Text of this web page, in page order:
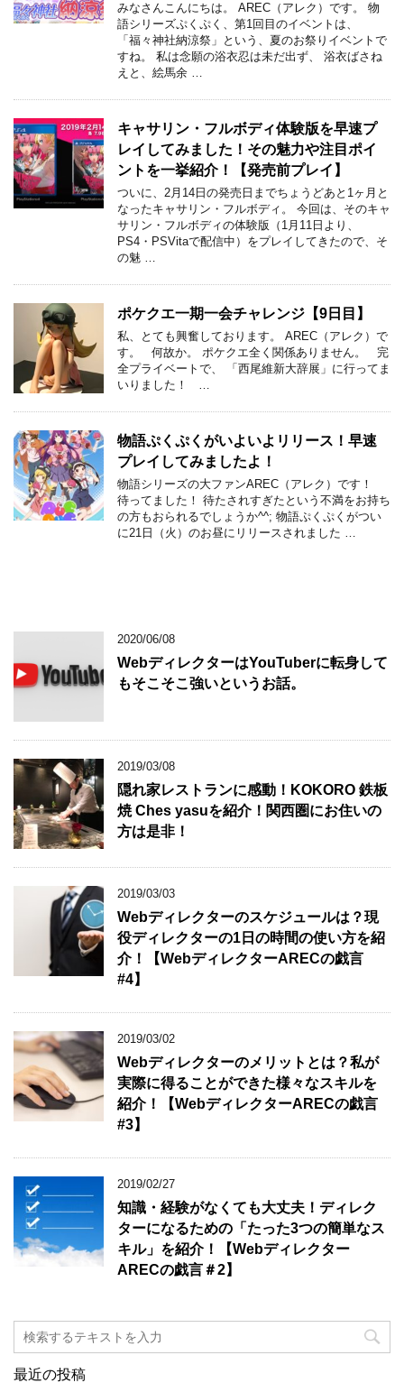
みなさんこんにちは。 AREC（アレク）です。 物
語シリーズぷくぷく、第1回目のイベントは、
「福々神社納涼祭」という、夏のお祭りイベントで
すね。 私は念願の浴衣忍は未だ出ず、 浴衣ばさね
えと、絵馬余 …
キャサリン・フルボディ体験版を早速プ
レイしてみました！その魅力や注目ポイ
ントを一挙紹介！【発売前プレイ】
ついに、2月14日の発売日までちょうどあと1ヶ月と
なったキャサリン・フルボディ。 今回は、そのキャ
サリン・フルボディの体験版（1月11日より、
PS4・PSVitaで配信中）をプレイしてきたので、そ
の魅 …
ポケクエ一期一会チャレンジ【9日目】
私、とても興奮しております。 AREC（アレク）で
す。 何故か。 ポケクエ全く関係ありません。 完
全プライベートで、 「西尾維新大辞展」に行ってま
いりました！ …
物語ぷくぷくがいよいよリリース！早速
プレイしてみましたよ！
物語シリーズの大ファンAREC（アレク）です！
待ってました！ 待たされすぎたという不満をお持ち
の方もおられるでしょうか^^; 物語ぷくぷくがつい
に21日（火）のお昼にリリースされました …
2020/06/08
WebディレクターはYouTuberに転身して
もそこそこ強いというお話。
2019/03/08
隠れ家レストランに感動！KOKORO 鉄板
焼 Ches yasuを紹介！関西圏にお住いの
方は是非！
2019/03/03
Webディレクターのスケジュールは？現
役ディレクターの1日の時間の使い方を紹
介！【WebディレクターARECの戯言
#4】
2019/03/02
Webディレクターのメリットとは？私が
実際に得ることができた様々なスキルを
紹介！【WebディレクターARECの戯言
#3】
2019/02/27
知識・経験がなくても大丈夫！ディレク
ターになるための「たった3つの簡単なス
キル」を紹介！【Webディレクター
ARECの戯言＃2】
最近の投稿